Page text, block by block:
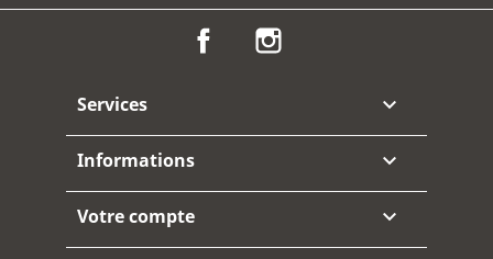
Facebook
Services 
Informations 
Votre compte 